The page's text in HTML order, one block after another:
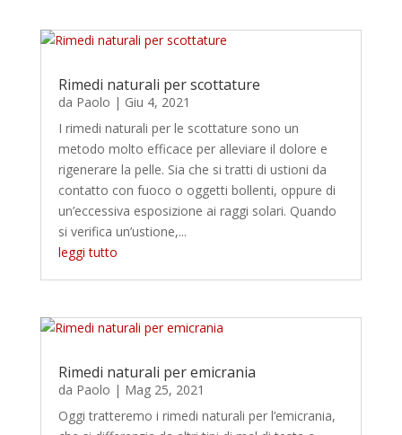
Rimedi naturali per scottature
da Paolo | Giu 4, 2021
I rimedi naturali per le scottature sono un
metodo molto efficace per alleviare il dolore e
rigenerare la pelle. Sia che si tratti di ustioni da
contatto con fuoco o oggetti bollenti, oppure di
un’eccessiva esposizione ai raggi solari. Quando
si verifica un’ustione,...
leggi tutto
Rimedi naturali per emicrania
da Paolo | Mag 25, 2021
Oggi tratteremo i rimedi naturali per l’emicrania,